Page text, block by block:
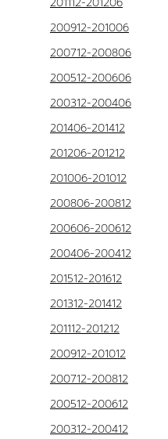
200912-201006
200712-200806
200512-200606
200312-200406
201406-201412
201206-201212
201006-201012
200806-200812
200606-200612
200406-200412
201512-201612
201312-201412
201112-201212
200912-201012
200712-200812
200512-200612
200312-200412